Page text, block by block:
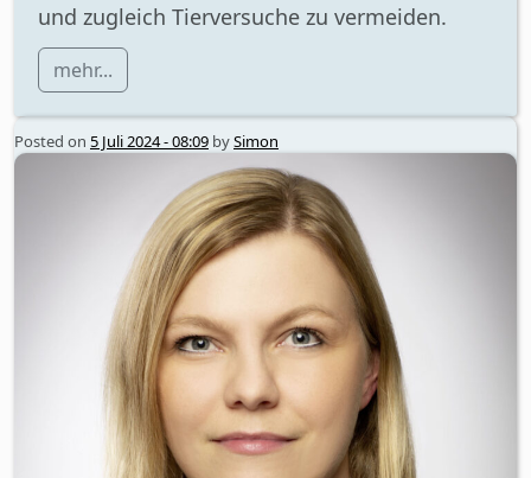
und zugleich Tierversuche zu vermeiden.
mehr...
Posted on 5 Juli 2024 - 08:09 bySimon